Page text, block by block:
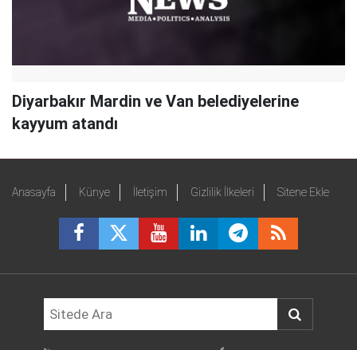
Diyarbakır Mardin ve Van belediyelerine
kayyum atandı
Anasayfa Künye İletişim Gizlilik İlkeleri Sitene Ekle